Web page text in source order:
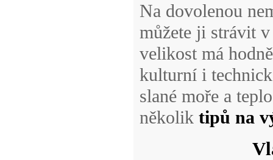
Na dovolenou
můžete ji strávit
velikost má
kulturní i
slané moře a
několik tipů na